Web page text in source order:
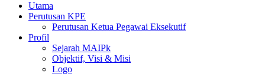
Utama
Perutusan KPE
Perutusan Ketua Pegawai Eksekutif
Profil
Sejarah MAIPk
Objektif, Visi & Misi
Logo